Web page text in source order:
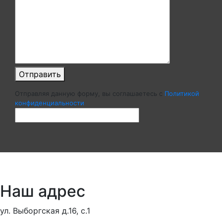
Отправить
Отправляя данную форму, вы соглашаетесь c Политикой
конфиденциальности
Наш адрес
ул. Выборгская д.16, с.1